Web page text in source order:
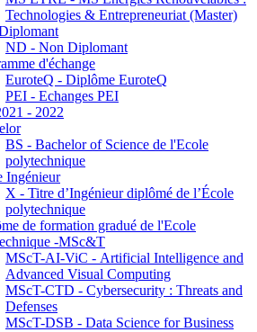
Technologies & Entrepreneuriat (Master)
ND - Non Diplomant
d'échange
EuroteQ - Diplôme EuroteQ
PEI - Echanges PEI
- 2022
BS - Bachelor of Science de l'Ecole
polytechnique
Ingénieur
X - Titre d’Ingénieur diplômé de l’École
polytechnique
de formation gradué de l'Ecole
-MSc&T
MScT-AI-ViC - Artificial Intelligence and
Advanced Visual Computing
MScT-CTD - Cybersecurity : Threats and
Defenses
MScT-DSB - Data Science for Business